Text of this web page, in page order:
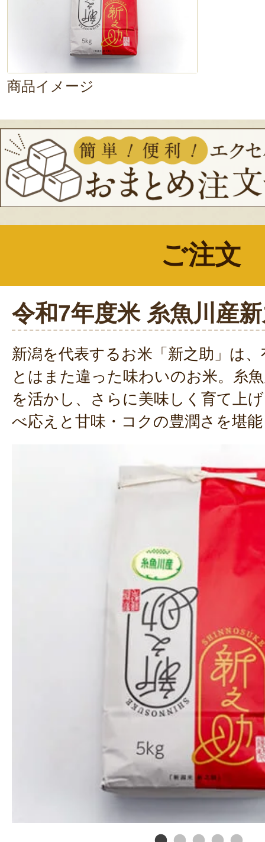
商品イメージ
ご注文
令和7年度米 糸魚川産
新潟を代表するお米「新之助」は
とはまた違った味わいのお米。糸
を活かし、さらに美味しく育て上
べ応えと甘味・コクの豊潤さを堪